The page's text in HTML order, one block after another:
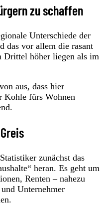
zu schaffen
Unterschiede der
das vor allem die rasant
Drittel höher liegen als im
aus, dass hier
Kohle fürs Wohnen
zunächst das
heran. Es geht um
Renten – nahezu
Unternehmer